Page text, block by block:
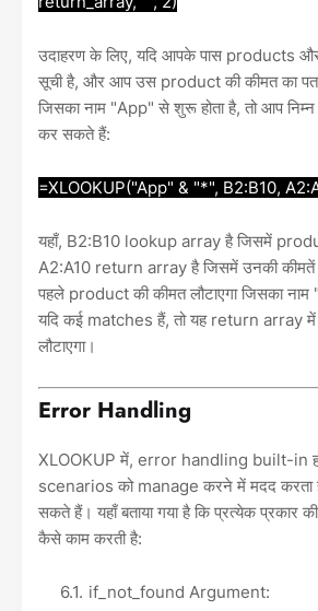
उदाहरण के लिए, यदि आपके पास products
सूची है, और आप उस product की कीमत का पता
जिसका नाम "App" से शुरू होता है, तो आप
कर सकते हैं:
=XLOOKUP("App" & "*", B2:B10,
यहाँ, B2:B10 lookup array है जिसमें
A2:A10 return array है जिसमें उनकी
पहले product की कीमत लौटाएगा जिसका
यदि कई matches हैं, तो यह return array
लौटाएगा।
Error Handling
XLOOKUP में, error handling built-in
scenarios को manage करने में मदद करता
सकते हैं। यहाँ बताया गया है कि प्रत्येक
कैसे काम करती है:
if_not_found Argument: